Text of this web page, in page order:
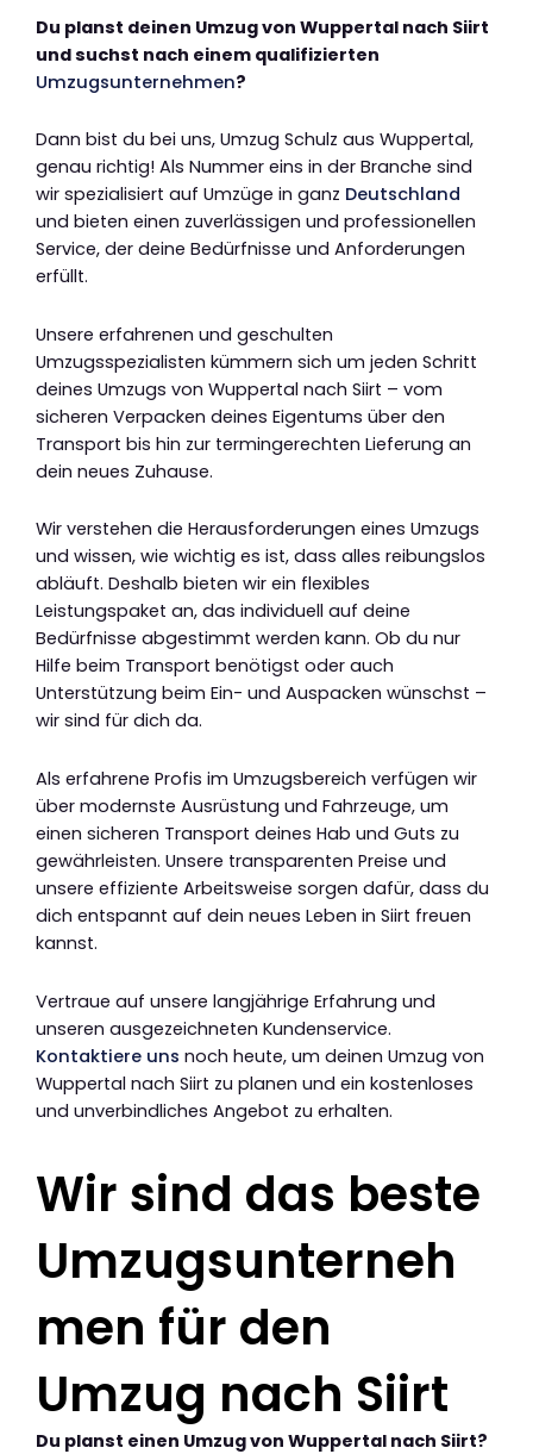
Du planst deinen Umzug von Wuppertal nach Siirt
und suchst nach einem qualifizierten
Umzugsunternehmen?
Dann bist du bei uns, Umzug Schulz aus Wuppertal,
genau richtig! Als Nummer eins in der Branche sind
wir spezialisiert auf Umzüge in ganz Deutschland
und bieten einen zuverlässigen und professionellen
Service, der deine Bedürfnisse und Anforderungen
erfüllt.
Unsere erfahrenen und geschulten
Umzugsspezialisten kümmern sich um jeden Schritt
deines Umzugs von Wuppertal nach Siirt – vom
sicheren Verpacken deines Eigentums über den
Transport bis hin zur termingerechten Lieferung an
dein neues Zuhause.
Wir verstehen die Herausforderungen eines Umzugs
und wissen, wie wichtig es ist, dass alles reibungslos
abläuft. Deshalb bieten wir ein flexibles
Leistungspaket an, das individuell auf deine
Bedürfnisse abgestimmt werden kann. Ob du nur
Hilfe beim Transport benötigst oder auch
Unterstützung beim Ein- und Auspacken wünschst –
wir sind für dich da.
Als erfahrene Profis im Umzugsbereich verfügen wir
über modernste Ausrüstung und Fahrzeuge, um
einen sicheren Transport deines Hab und Guts zu
gewährleisten. Unsere transparenten Preise und
unsere effiziente Arbeitsweise sorgen dafür, dass du
dich entspannt auf dein neues Leben in Siirt freuen
kannst.
Vertraue auf unsere langjährige Erfahrung und
unseren ausgezeichneten Kundenservice.
Kontaktiere uns noch heute, um deinen Umzug von
Wuppertal nach Siirt zu planen und ein kostenloses
und unverbindliches Angebot zu erhalten.
Wir sind das beste
Umzugsunterneh
men für den
Umzug nach Siirt
Du planst einen Umzug von Wuppertal nach Siirt?